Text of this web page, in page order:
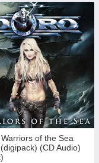
of the Sea
(CD Audio)